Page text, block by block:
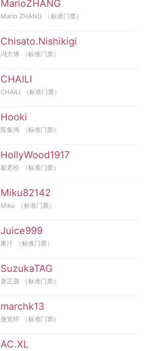
MarioZHANG
Mario ZHANG （标准门票）
Chisato.Nishikigi
冯方博 （标准门票）
CHAILI
CHAILI （标准门票）
Hooki
陈集鸿 （标准门票）
HollyWood1917
翟若松 （标准门票）
Miku82142
Miku （标准门票）
Juice999
果汁 （标准门票）
SuzukaTAG
唐正源 （标准门票）
marchk13
唐宽怀 （标准门票）
AC.XL